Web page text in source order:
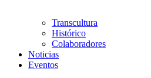
Transcultura
Histórico
Colaboradores
Noticias
Eventos